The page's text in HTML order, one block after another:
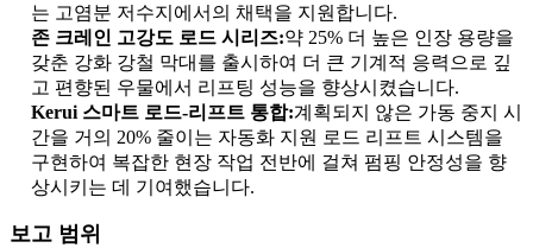
는 고염분 저수지에서의 채택을 지원합니다.
존 크레인 고강도 로드 시리즈:약 25% 더 높은 인장 용량을
갖춘 강화 강철 막대를 출시하여 더 큰 기계적 응력으로 깊
고 편향된 우물에서 리프팅 성능을 향상시켰습니다.
Kerui 스마트 로드-리프트 통합:계획되지 않은 가동 중지 시
간을 거의 20% 줄이는 자동화 지원 로드 리프트 시스템을
구현하여 복잡한 현장 작업 전반에 걸쳐 펌핑 안정성을 향
상시키는 데 기여했습니다.
보고 범위